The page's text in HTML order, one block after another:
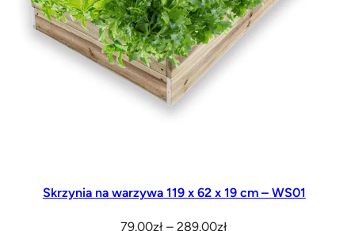
Skrzynia na warzywa 119 x 62 x 19 cm – WS01
79.00zł – 289.00złZakres